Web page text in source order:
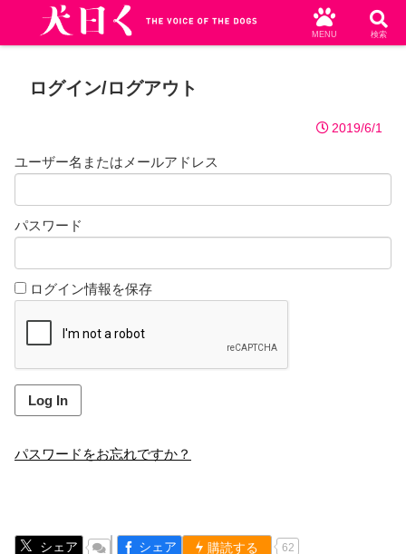
ログイン/ログアウト
2019/6/1
ユーザー名またはメールアドレス
パスワード
ログイン情報を保存
パスワードをお忘れですか？
シェア シェア 購読する 62
MENU 検索